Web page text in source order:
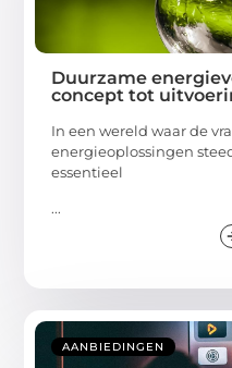
Duurzame
concept tot
In een wereld waar de
energieoplossingen
essentieel
...
AANBIEDINGEN